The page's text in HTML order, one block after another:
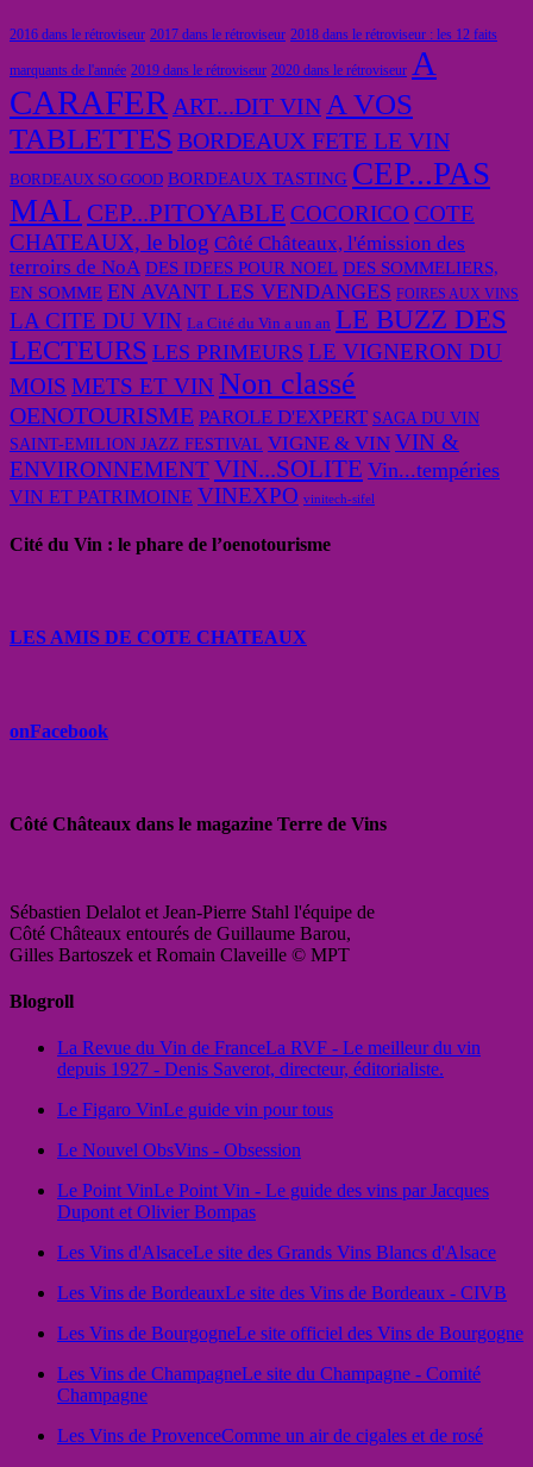
2016 dans le rétroviseur 2017 dans le rétroviseur 2018 dans le rétroviseur : les 12 faits
marquants de l'année 2019 dans le rétroviseur 2020 dans le rétroviseur A
CARAFER ART...DIT VIN A VOS
TABLETTES BORDEAUX FETE LE VIN
BORDEAUX SO GOOD BORDEAUX TASTING CEP...PAS
MAL CEP...PITOYABLE COCORICO COTE
CHATEAUX, le blog Côté Châteaux, l'émission des
terroirs de NoA DES IDEES POUR NOEL DES SOMMELIERS,
EN SOMME EN AVANT LES VENDANGES FOIRES AUX VINS
LA CITE DU VIN La Cité du Vin a un an LE BUZZ DES
LECTEURS LES PRIMEURS LE VIGNERON DU
MOIS METS ET VIN Non classé
OENOTOURISME PAROLE D'EXPERT SAGA DU VIN
SAINT-EMILION JAZZ FESTIVAL VIGNE & VIN VIN &
ENVIRONNEMENTVIN...SOLITE Vin...tempéries
VIN ET PATRIMOINE VINEXPO vinitech-sifel
Cité du Vin : le phare de l’oenotourisme
LES AMIS DE COTE CHATEAUX
onFacebook
Côté Châteaux dans le magazine Terre de Vins
Sébastien Delalot et Jean-Pierre Stahl l'équipe de
Côté Châteaux entourés de Guillaume Barou,
Gilles Bartoszek et Romain Claveille © MPT
Blogroll
La Revue du Vin de FranceLa RVF - Le meilleur du vin
depuis 1927 - Denis Saverot, directeur, éditorialiste.
Le Figaro VinLe guide vin pour tous
Le Nouvel ObsVins - Obsession
Le Point VinLe Point Vin - Le guide des vins par Jacques
Dupont et Olivier Bompas
Les Vins d'AlsaceLe site des Grands Vins Blancs d'Alsace
Les Vins de BordeauxLe site des Vins de Bordeaux - CIVB
Les Vins de BourgogneLe site officiel des Vins de Bourgogne
Les Vins de ChampagneLe site du Champagne - Comité
Champagne
Les Vins de ProvenceComme un air de cigales et de rosé